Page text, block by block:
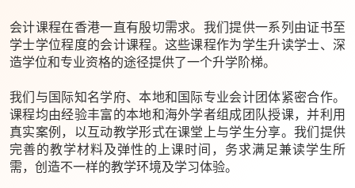
会计课程在香港一直有殷切需求。我们提供一系列由证书至
学士学位程度的会计课程。这些课程作为学生升读学士、深
造学位和专业资格的途径提供了一个升学阶梯。
我们与国际知名学府、本地和国际专业会计团体紧密合作。
课程均由经验丰富的本地和海外学者组成团队授课，并利用
真实案例，以互动教学形式在课堂上与学生分享。我们提供
完善的教学材料及弹性的上课时间，务求满足兼读学生所
需，创造不一样的教学环境及学习体验。